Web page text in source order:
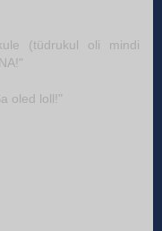
(tüdrukul oli mindi
oled loll!"